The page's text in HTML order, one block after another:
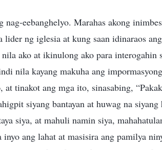
eebanghelyo. Marahas akong
ng iglesia at kung saan idinaraos
ako at ikinulong ako para interogahin
nila kayang makuha ang
tinakot ang mga ito, sinasabing,
siyang bantayan at huwag na siyang
siya, at mahuli namin siya,
ang lahat at masisira ang pamilya